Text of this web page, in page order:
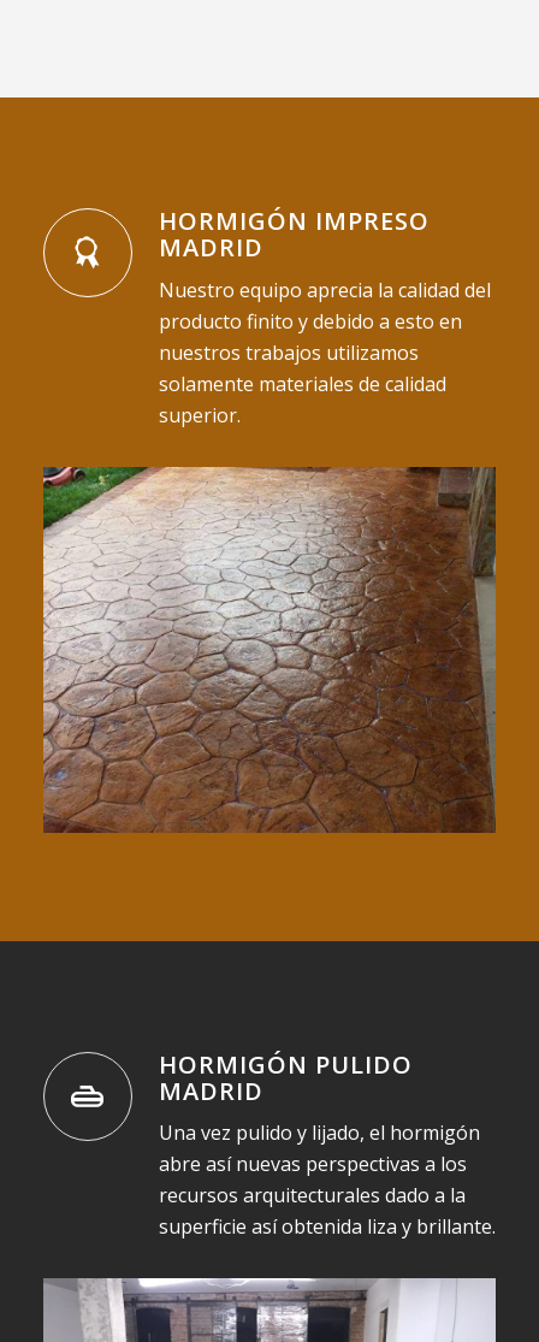
HORMIGÓN IMPRESO
MADRID
Nuestro equipo aprecia la calidad del
producto finito y debido a esto en
nuestros trabajos utilizamos
solamente materiales de calidad
superior.
HORMIGÓN PULIDO
MADRID
Una vez pulido y lijado, el hormigón
abre así nuevas perspectivas a los
recursos arquitecturales dado a la
superficie así obtenida liza y brillante.